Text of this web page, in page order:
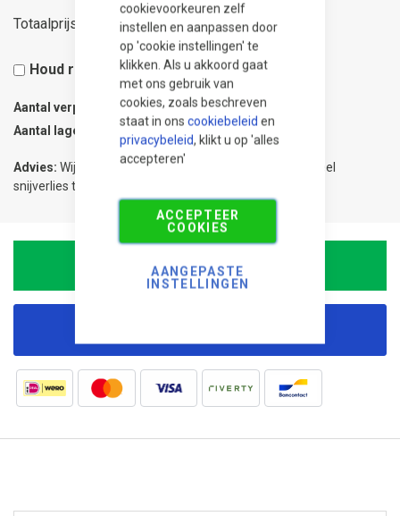
cookievoorkeuren zelf
instellen en aanpassen door
op 'cookie instellingen' te
klikken. Als u akkoord gaat
met ons gebruik van
cookies, zoals beschreven
staat in ons cookiebeleid en
privacybeleid, klikt u op 'alles
accepteren'
ACCEPTEER
COOKIES
AANGEPASTE
INSTELLINGEN
Totaalprijs 27,70
Houd rekening met 5% snijverlies
Aantal verpakkingen 0.04
Aantal lagen
Advies: Wij adviseren 5% meer te bestellen om eventueel
snijverlies te compenseren.
In Winkelwagen